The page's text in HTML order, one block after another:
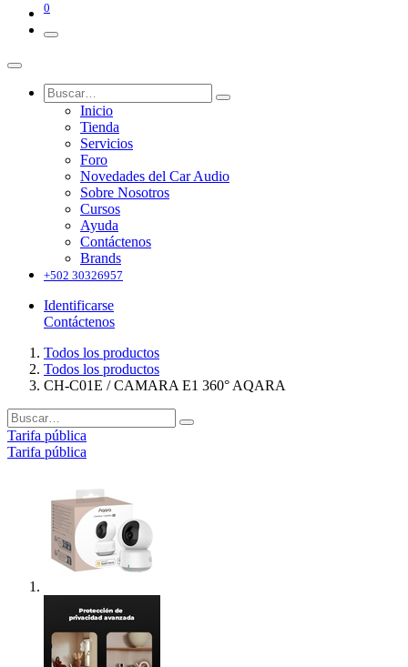
0
Inicio
Tienda
Servicios
Foro
Novedades del Car Audio
Sobre Nosotros
Cursos
Ayuda
Contáctenos
Brands
+502 30326957
Identificarse
Contáctenos
Todos los productos
Todos los productos
CH-C01E / CAMARA E1 360° AQARA
Tarifa pública
Tarifa pública